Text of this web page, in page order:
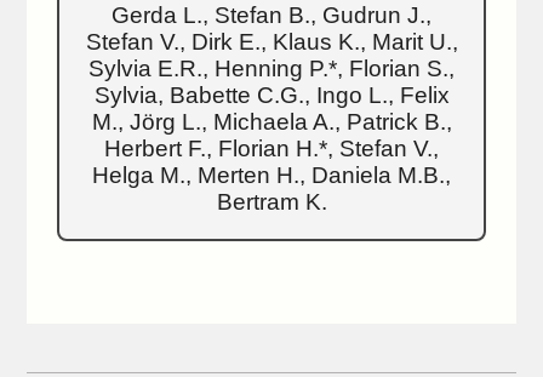
Gerda L., Stefan B., Gudrun J.,
Stefan V., Dirk E., Klaus K., Marit U.,
Sylvia E.R., Henning P.*, Florian S.,
Sylvia, Babette C.G., Ingo L., Felix
M., Jörg L., Michaela A., Patrick B.,
Herbert F., Florian H.*, Stefan V.,
Helga M., Merten H., Daniela M.B.,
Bertram K.